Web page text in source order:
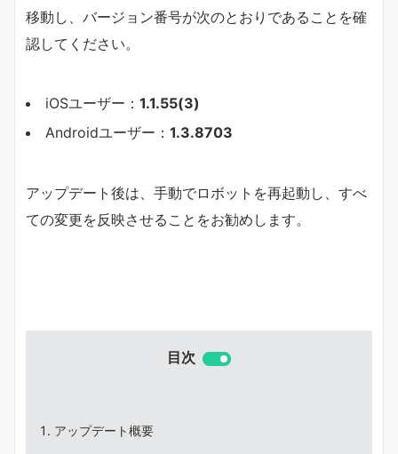
移動し、バージョン番号が次のとおりであることを確
認してください。
iOSユーザー： 1.1.55(3)
Androidユーザー： 1.3.8703
アップデート後は、手動でロボットを再起動し、すべ
ての変更を反映させることをお勧めします。
目次
アップデート概要